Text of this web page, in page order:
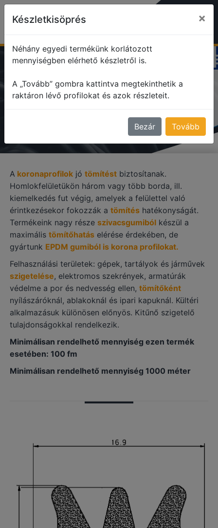
profile Korona profilok
A koronaprofilok jó tömítést biztosítanak.
Homlokfelületükön három vagy több borda, ill.
kiemelkedés fut végig, amelyek a felülettel való
érintkezésekor fokozzák a tömítés hatékonyságát.
Termékeink nagy része szivacsgumiból készül a
maximális tömítőhatás elérése érdekében, de
gyártunk EPDM gumiból is korona profilokat.
Felhasználási területek: gépek, tartályok és járművek
szigetelése, elektromos szekrények, armatúrák
védelme a por és nedvesség ellen, tömítőként
nyílászáróknál, ablakoknál és ipari kapuknál. Kültéri
alkalmazásuk különösen előnyös. Kitűnő szigetelő
tulajdonságokkal rendelkezik.
Minimálisan rendelhető mennyiség ezen termék
esetében: 100 fm
Minimálisan rendelhető mennyiség 1000 méter
Készletkisöprés ×
Néhány egyedi termékünk korlátozott
mennyiségben elérhető készletről is.
A „Tovább” gombra kattintva megtekinthetik a
raktáron lévő profilokat és azok részleteit.
Bezár Tovább